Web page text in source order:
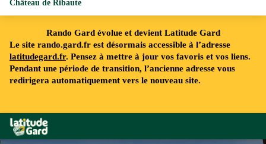
Rando Gard évolue et devient Latitude Gard
Le site rando.gard.fr est désormais accessible à l’adresse
latitudegard.fr. Pensez à mettre à jour vos favoris et vos liens.
Pendant une période de transition, l’ancienne adresse vous
redirigera automatiquement vers le nouveau site.
Rando Gard
Château de Ribaute